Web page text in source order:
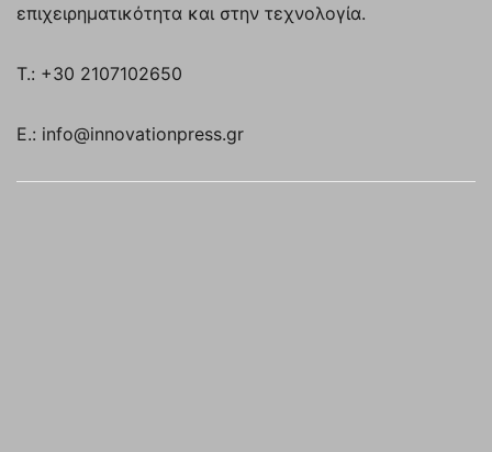
επιχειρηματικότητα και στην τεχνολογία.
T.: +30 2107102650
E.: info@innovationpress.gr